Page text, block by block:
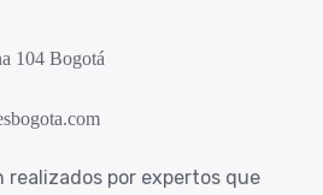
104 Bogotá
realizados por expertos que